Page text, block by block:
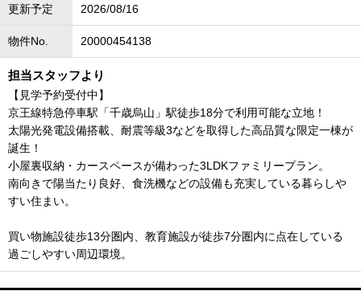
更新予定 2026/08/16
物件No. 20000454138
担当スタッフより
【見学予約受付中】
京王線特急停車駅「千歳烏山」駅徒歩18分で利用可能な立地！
太陽光発電設備搭載、耐震等級3などを取得した高品質な限定一棟が
誕生！
小屋裏収納・カースペースが備わった3LDKファミリープラン。
南向きで陽当たり良好、食洗機などの設備も充実している暮らしや
すい住まい。
買い物施設徒歩13分圏内、教育施設が徒歩7分圏内に点在している
過ごしやすい周辺環境。